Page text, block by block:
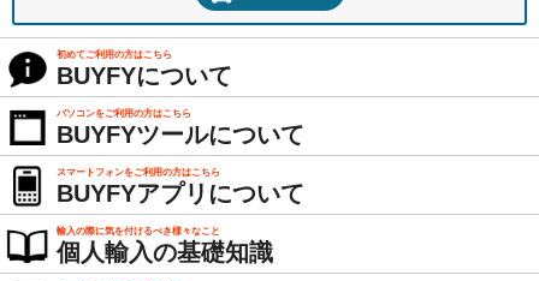
初めてご利用の方はこちら
BUYFYについて
パソコンをご利用の方はこちら
BUYFYツールについて
スマートフォンをご利用の方はこちら
BUYFYアプリについて
輸入の際に気を付けるべき様々なこと
個人輸入の基礎知識